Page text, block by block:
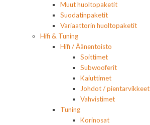
Muut huoltopaketit
Suodatinpaketit
Variaattorin huoltopaketit
Hifi & Tuning
Hifi / Äänentoisto
Soittimet
Subwooferit
Kaiuttimet
Johdot / pientarvikkeet
Vahvistimet
Tuning
Korinosat